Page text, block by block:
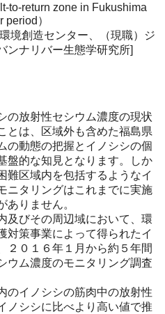
to-return zone in Fukushima
period）
境創造センター、（現職）ジ
ンナリバー生態学研究所]
放射性セシウム濃度の現状
とは、区域外も含めた福島県
の動態の把握とイノシシの個
盤的な知見となります。しか
難区域内を包括するようなイ
ニタリングはこれまでに実施
ありません。
びその周辺域において、環
対策事業によって得られたイ
２０１６年１月から約５年間
ウム濃度のモニタリング調査
イノシシの筋肉中の放射性
ノシシに比べより高い値で推